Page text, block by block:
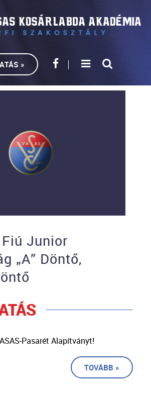
»
Junior
„A” Döntő,
Pasarét Alapítványt!
TOVÁBB »